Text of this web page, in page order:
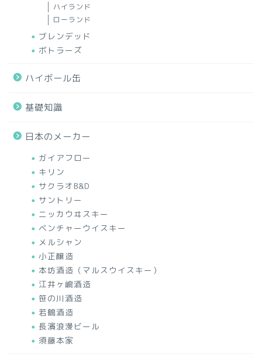
ハイランド
ローランド
ブレンデッド
ボトラーズ
ハイボール缶
基礎知識
日本のメーカー
ガイアフロー
キリン
サクラオB&D
サントリー
ニッカウヰスキー
ベンチャーウイスキー
メルシャン
小正醸造
本坊酒造（マルスウイスキー）
江井ヶ嶋酒造
笹の川酒造
若鶴酒造
長濱浪漫ビール
須藤本家